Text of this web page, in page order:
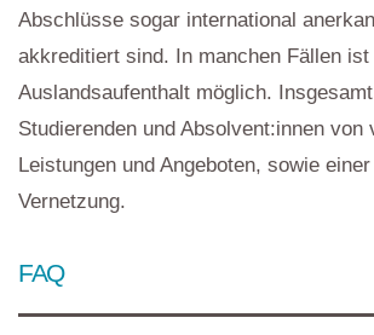
Abschlüsse sogar international
akkreditiert sind. In manchen Fällen ist
Auslandsaufenthalt möglich.
Studierenden und Absolvent:innen von
Leistungen und Angeboten, sowie
Vernetzung.
FAQ